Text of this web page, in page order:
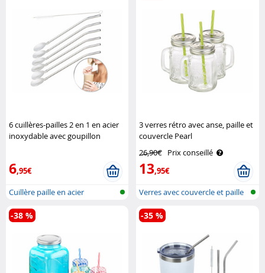
6 cuillères-pailles 2 en 1 en acier
inoxydable avec goupillon
6,95€
Cuillère paille en acier
inoxydable
3 verres rétro avec anse, paille et
couvercle Pearl
26,90€ Prix conseillé
13,95€
Verres avec couvercle et paille
-38 % -35 %